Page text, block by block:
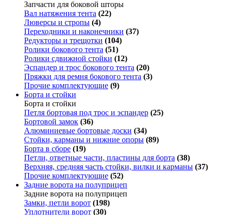
Запчасти для боковой шторы
Вал натяжения тента (22)
Люверсы и стропы (4)
Переходники и наконечники (37)
Редукторы и трещотки (104)
Ролики бокового тента (51)
Ролики сдвижной стойки (12)
Эспандер и трос бокового тента (20)
Пряжки для ремня бокового тента (3)
Прочие комплектующие (9)
Борта и стойки
Борта и стойки
Петля бортовая под трос и эспандер (25)
Бортовой замок (36)
Алюминиевые бортовые доски (34)
Стойки, карманы и нижние опоры (89)
Борта в сборе (19)
Петли, ответные части, пластины для борта (38)
Верхняя, средняя часть стойки, вилки и карманы (37)
Прочие комплектующие (52)
Задние ворота на полуприцеп
Задние ворота на полуприцеп
Замки, петли ворот (198)
Уплотнители ворот (30)